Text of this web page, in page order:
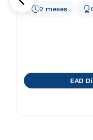
2 meses
EAD